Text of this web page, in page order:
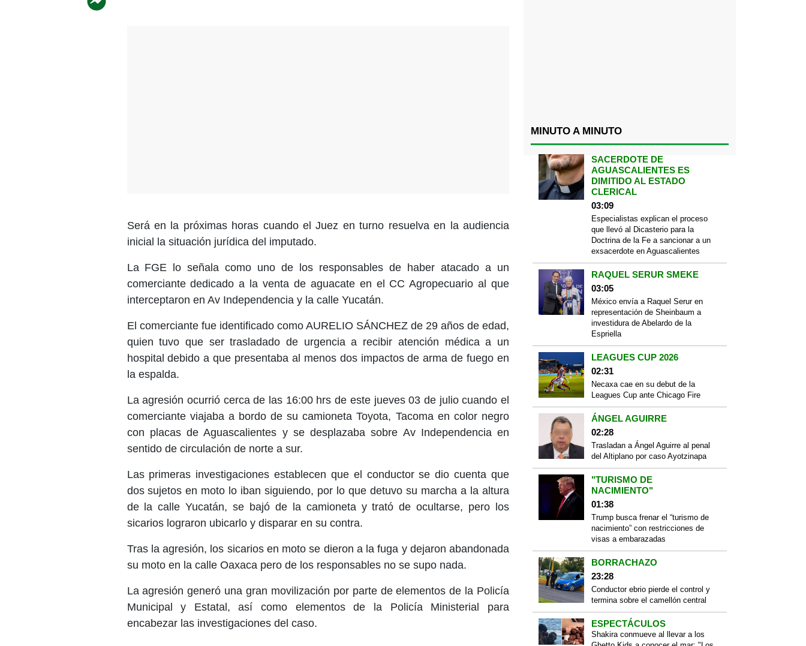
Será en la próximas horas cuando el Juez en turno resuelva en la audiencia
inicial la situación jurídica del imputado.
La FGE lo señala como uno de los responsables de haber atacado a un
comerciante dedicado a la venta de aguacate en el CC Agropecuario al que
interceptaron en Av Independencia y la calle Yucatán.
El comerciante fue identificado como AURELIO SÁNCHEZ de 29 años de edad,
quien tuvo que ser trasladado de urgencia a recibir atención médica a un
hospital debido a que presentaba al menos dos impactos de arma de fuego en
la espalda.
La agresión ocurrió cerca de las 16:00 hrs de este jueves 03 de julio cuando el
comerciante viajaba a bordo de su camioneta Toyota, Tacoma en color negro
con placas de Aguascalientes y se desplazaba sobre Av Independencia en
sentido de circulación de norte a sur.
Las primeras investigaciones establecen que el conductor se dio cuenta que
dos sujetos en moto lo iban siguiendo, por lo que detuvo su marcha a la altura
de la calle Yucatán, se bajó de la camioneta y trató de ocultarse, pero los
sicarios lograron ubicarlo y disparar en su contra.
Tras la agresión, los sicarios en moto se dieron a la fuga y dejaron abandonada
su moto en la calle Oaxaca pero de los responsables no se supo nada.
La agresión generó una gran movilización por parte de elementos de la Policía
Municipal y Estatal, así como elementos de la Policía Ministerial para
encabezar las investigaciones del caso.
MINUTO A MINUTO
SACERDOTE DE
AGUASCALIENTES ES
DIMITIDO AL ESTADO
CLERICAL
03:09
Especialistas explican el proceso
que llevó al Dicasterio para la
Doctrina de la Fe a sancionar a un
exsacerdote en Aguascalientes
RAQUEL SERUR SMEKE
03:05
México envía a Raquel Serur en
representación de Sheinbaum a
investidura de Abelardo de la
Espriella
LEAGUES CUP 2026
02:31
Necaxa cae en su debut de la
Leagues Cup ante Chicago Fire
ÁNGEL AGUIRRE
02:28
Trasladan a Ángel Aguirre al penal
del Altiplano por caso Ayotzinapa
"TURISMO DE
NACIMIENTO"
01:38
Trump busca frenar el “turismo de
nacimiento” con restricciones de
visas a embarazadas
BORRACHAZO
23:28
Conductor ebrio pierde el control y
termina sobre el camellón central
ESPECTÁCULOS
Shakira conmueve al llevar a los